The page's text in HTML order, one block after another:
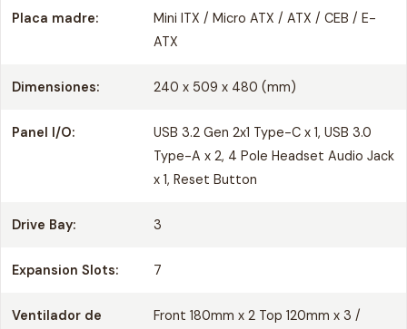
Placa madre:
Mini ITX / Micro ATX / ATX / CEB / E-
ATX
Dimensiones: 240 x 509 x 480 (mm)
Panel I/O:
USB 3.2 Gen 2x1 Type-C x 1, USB 3.0
Type-A x 2, 4 Pole Headset Audio Jack
x 1, Reset Button
Drive Bay: 3
Expansion Slots: 7
Ventilador de
Front 180mm x 2 Top 120mm x 3 /